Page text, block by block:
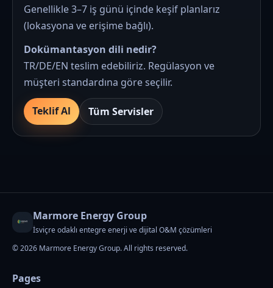
Genellikle 3–7 iş günü içinde keşif planlarız
(lokasyona ve erişime bağlı).
Dokümantasyon dili nedir?
TR/DE/EN teslim edebiliriz. Regülasyon ve
müşteri standardına göre seçilir.
Teklif Al Tüm Servisler
Marmore Energy Group
İsviçre odaklı entegre enerji ve dijital O&M çözümleri
© 2026 Marmore Energy Group. All rights reserved.
Pages